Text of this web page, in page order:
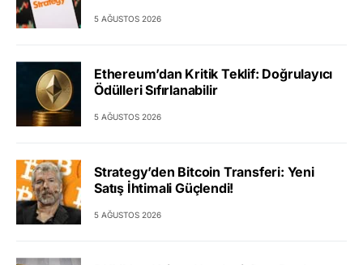
5 AĞUSTOS 2026
Ethereum’dan Kritik Teklif: Doğrulayıcı
Ödülleri Sıfırlanabilir
5 AĞUSTOS 2026
Strategy’den Bitcoin Transferi: Yeni
Satış İhtimali Güçlendi!
5 AĞUSTOS 2026